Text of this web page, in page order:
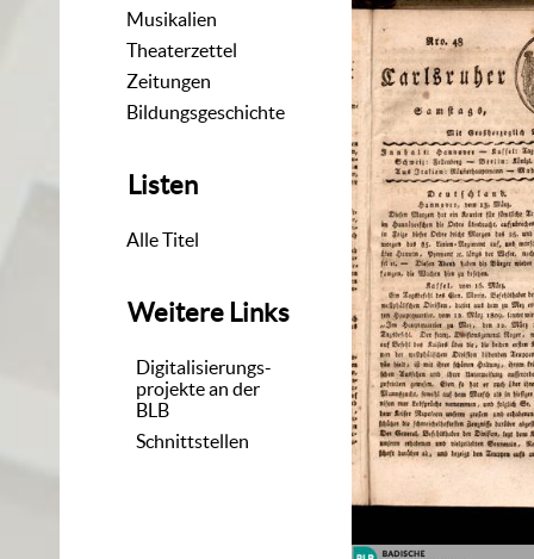
Musikalien
Theaterzettel
Zeitungen
Bildungsgeschichte
Listen
Alle Titel
Weitere Links
Digitalisierungs-
projekte an der
BLB
Schnittstellen